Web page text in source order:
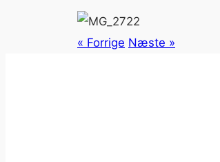
« Forrige Næste »